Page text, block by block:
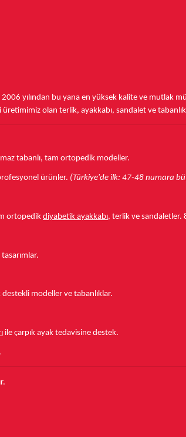
2006 yılından bu yana en yüksek kalite ve mutlak
olan terlik, ayakkabı, sandalet ve
tabanlı, tam ortopedik modeller.
ürünler. (Türkiye'de ilk: 47-48 numara
ortopedik diyabetik ayakkabı, terlik ve sandaletler.
modeller ve tabanlıklar.
ile çarpık ayak tedavisine destek.